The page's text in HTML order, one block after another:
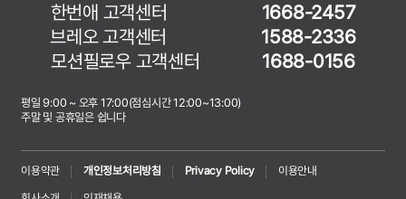
한번애 고객센터
1668-2457
브레오 고객센터
1588-2336
모션필로우 고객센터
1688-0156
평일 9:00 ~ 오후 17:00(점심시간 12:00~13:00)
주말 및 공휴일은 쉽니다
이용약관 개인정보처리방침 Privacy Policy
이용안내